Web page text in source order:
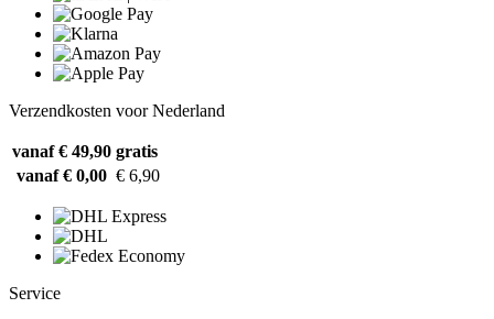
Verzendkosten voor Nederland
vanaf € 49,90 gratis
vanaf € 0,00 € 6,90
Service